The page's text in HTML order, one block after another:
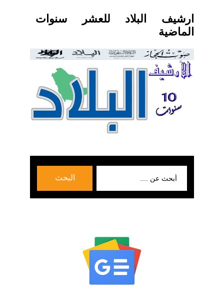
ارشيف البلاد للعشر سنوات
الماضية
البحث